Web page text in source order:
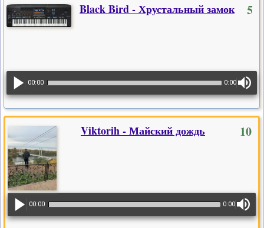
5
Black Bird - Хрустальный замок
00:00 0:00
10
Viktorih - Майский дождь
00:00 0:00